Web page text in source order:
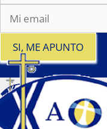
SI, ME APUNTO